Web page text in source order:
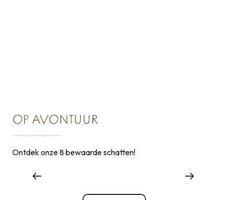
OP AVONTUUR
Ontdek onze 8 bewaarde schatten!